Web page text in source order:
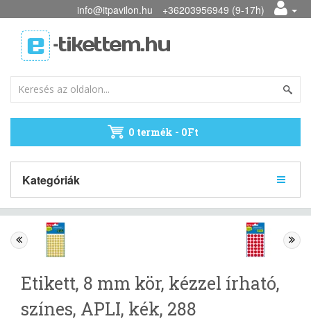
info@itpavilon.hu +36203956949 (9-17h)
0 termék - 0Ft
Kategóriák
Etikett, 8 mm kör, kézzel írható,
színes, APLI, kék, 288